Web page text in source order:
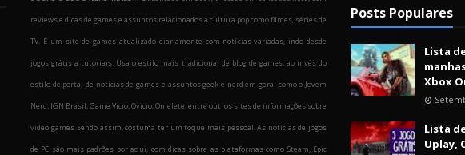
reviews e dicas de games e assuntos relacionados a cultura pop como filmes, séries de
TV. É um site de games atualizado diariamente com notícias variadas, indo desde
jogos grátis a tutoriais. Usa o estilo mais tradicional de blog de games, ao invés do
estilo de portal de notícias de games e assuntos geek e nerd em geral como o Jovem
Nerd, IGN Brasil, Game Vicio, Ovicio, Omelete, entre outros sites de informações sobre
video games. Sendo assim, costuma ter um toque mais pessoal. As notícias de jogos
de PC são mais padrões por aqui, com dicas sobre as plataformas como Steam, Epic
Posts Populares
Lista
Xbox
Lista
Uplay,